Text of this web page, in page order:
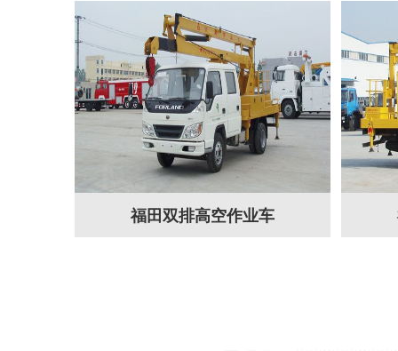
福田双排高空作业车